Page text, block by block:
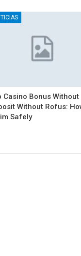
Casino Bonus Without
Without Rofus:
Safely